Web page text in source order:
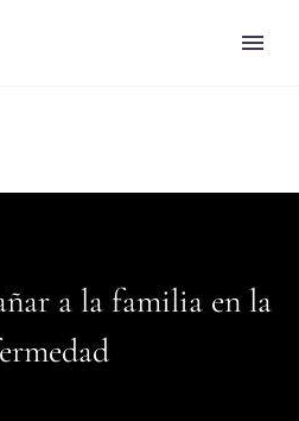
a la familia en la